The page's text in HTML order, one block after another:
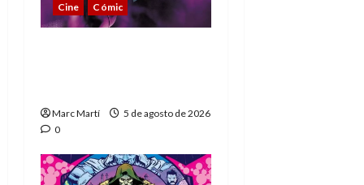
Cine Cómic
Marc Martí
5 de agosto de 2026
0